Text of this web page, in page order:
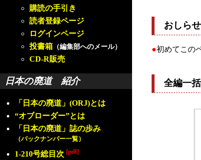
購読の手引き
読者登録ページ
ログインページ
投書箱 （編集部へのメール）
CD-R販売
日本の廃道 紹介
「日本の廃道」(ORJ)とは
“オブローダー”とは
「日本の廃道」誌の歩み
（バックナンバー一覧）
1-210号総目次 [pdf]
おしらせ
●初めてこの
全編一